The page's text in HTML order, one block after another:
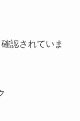
認されていま